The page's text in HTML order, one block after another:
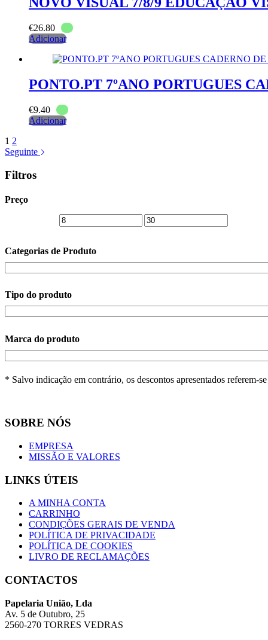
€26.80
Adicionar
PONTO.PT 7ºANO PORTUGUES
€9.40
Adicionar
1 2
Seguinte
Filtros
Preço
Categorias de Produto
Tipo do produto
Marca do produto
* Salvo indicação em contrário, os descontos apresentados referem-
SOBRE NÓS
EMPRESA
MISSÃO E VALORES
LINKS ÚTEIS
A MINHA CONTA
CARRINHO
CONDIÇÕES GERAIS DE VENDA
POLÍTICA DE PRIVACIDADE
POLÍTICA DE COOKIES
LIVRO DE RECLAMAÇÕES
CONTACTOS
Papelaria União, Lda
Av. 5 de Outubro, 25
2560-270 TORRES VEDRAS